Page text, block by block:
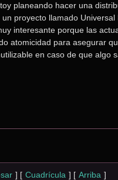
planeando hacer una
proyecto llamado
interesante porque las
atomicidad para asegurar
en caso de que algo
] [ Cuadrícula ] [ Arriba ]